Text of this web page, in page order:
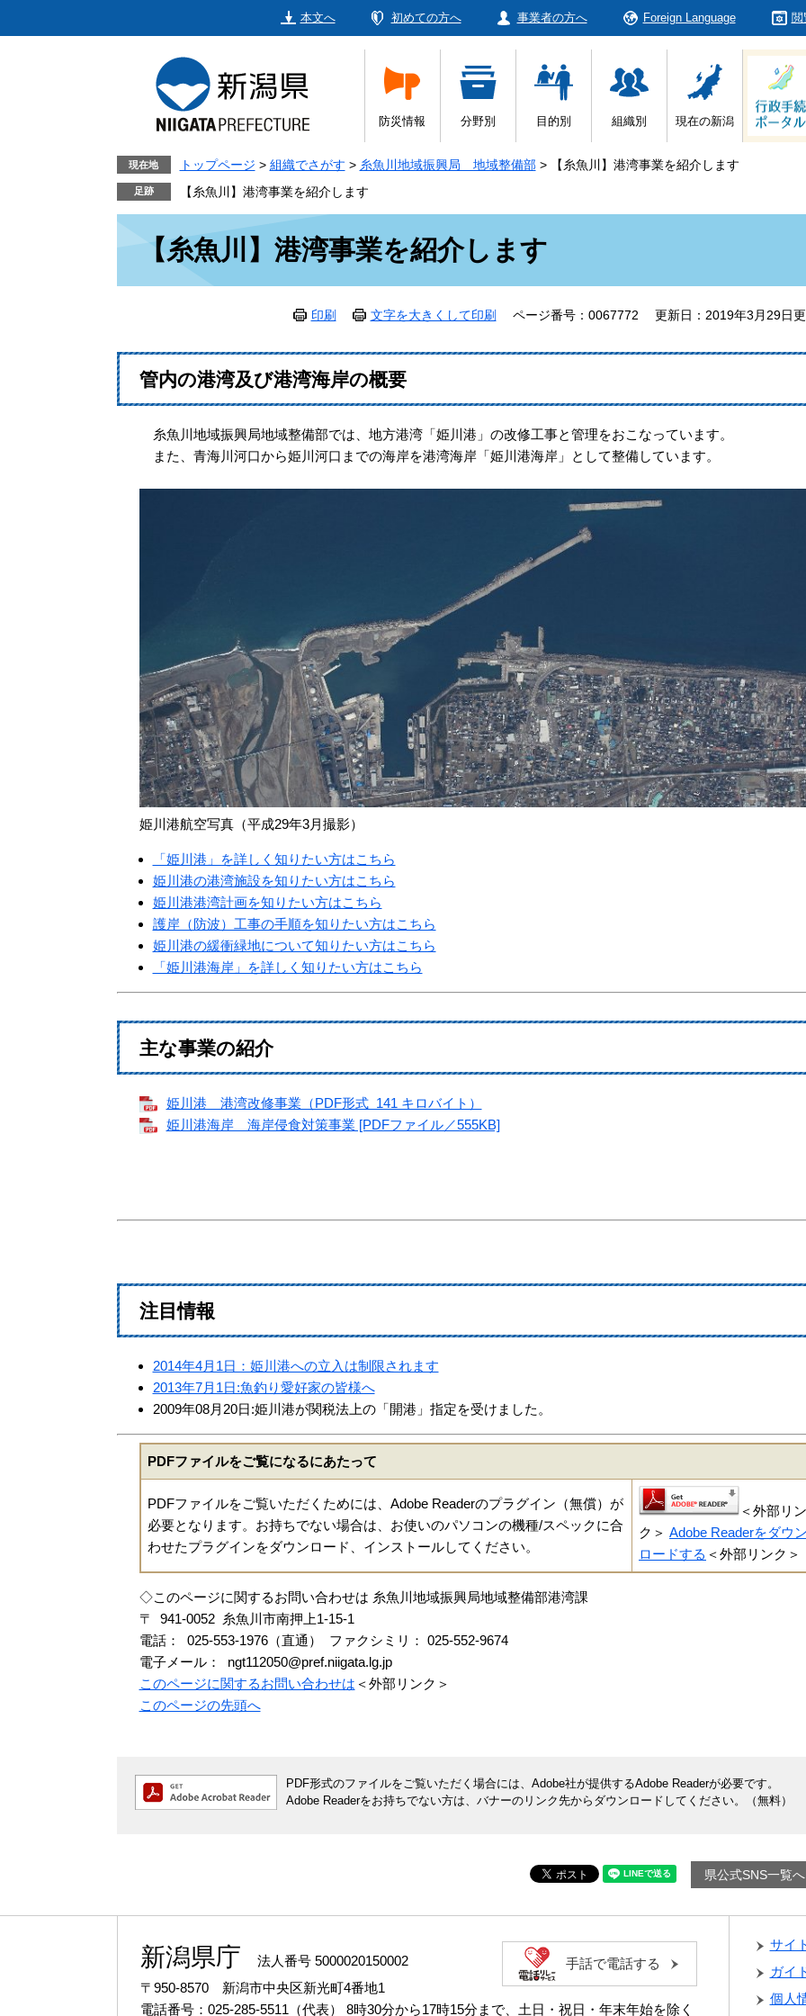
本文へ 初めての方へ 事業者の方へ Foreign Language 閲
防災情報 分野別 目的別 組織別 現在の新潟
現在地 トップページ > 組織でさがす > 糸魚川地域振興局 地域整備部 >
【糸魚川】港湾事業を紹介します
【糸魚川】港湾事業を紹介します
【糸魚川】港湾事業を紹介します
印刷 文字を大きくして印刷 ページ番号：0067772 更新日：2019年3月29日
管内の港湾及び港湾海岸の概要
糸魚川地域振興局地域整備部では、地方港湾「姫川港」の改修工事と管理をおこなっています。
また、青海川河口から姫川河口までの海岸を港湾海岸「姫川港海岸」として整備しています。
姫川港航空写真（平成29年3月撮影）
「姫川港」を詳しく知りたい方はこちら
姫川港の港湾施設を知りたい方はこちら
姫川港港湾計画を知りたい方はこちら
護岸（防波）工事の手順を知りたい方はこちら
姫川港の緩衝緑地について知りたい方はこちら
「姫川港海岸」を詳しく知りたい方はこちら
主な事業の紹介
姫川港 港湾改修事業（PDF形式 141 キロバイト）
姫川港海岸 海岸侵食対策事業 [PDFファイル／555KB]
注目情報
2014年4月1日：姫川港への立入は制限されます
2013年7月1日:魚釣り愛好家の皆様へ
2009年08月20日:姫川港が関税法上の「開港」指定を受けました。
PDFファイルをご覧になるにあたって
PDFファイルをご覧いただくためには、Adobe Readerのプラグイン（無償）が
必要となります。お持ちでない場合は、お使いのパソコンの機種/スペックに合
わせたプラグインをダウンロード、インストールしてください。
＜外部リン
ク＞ Adobe Readerをダウ
ロードする ＜外部リンク＞
◇このページに関するお問い合わせは 糸魚川地域振興局地域整備部港湾課
〒 941-0052 糸魚川市南押上1-15-1
電話： 025-553-1976（直通） ファクシミリ： 025-552-9674
電子メール： ngt112050@pref.niigata.lg.jp
このページに関するお問い合わせは ＜外部リンク＞
このページの先頭へ
PDF形式のファイルをご覧いただく場合には、Adobe社が提供するAdobe Readerが必要です。
Adobe Readerをお持ちでない方は、バナーのリンク先からダウンロードしてください。（無料）
県公式SNS一覧へ
新潟県庁
法人番号 5000020150002
〒950-8570 新潟市中央区新光町4番地1
電話番号：025-285-5511（代表）
8時30分から17時15分まで、土日・祝日・年末年始を除く
手話で電話する
サイ
ガイ
個人